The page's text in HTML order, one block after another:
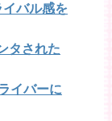
イバル感を
タされた
イバーに